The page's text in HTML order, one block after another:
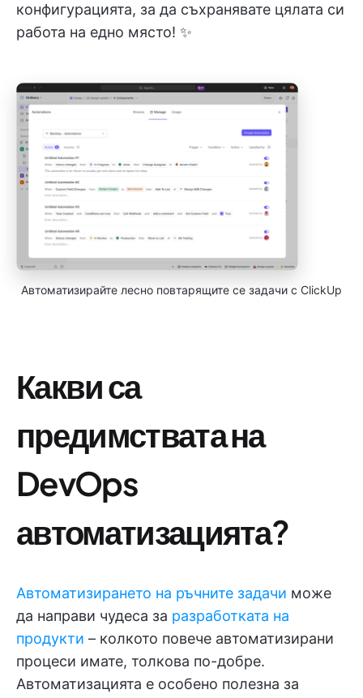
конфигурацията, за да съхранявате цялата си
работа на едно място! ✨
Автоматизирайте лесно повтарящите се задачи с ClickUp
Какви са
предимствата на
DevOps
автоматизацията?
Автоматизирането на ръчните задачи може
да направи чудеса за разработката на
продукти – колкото повече автоматизирани
процеси имате, толкова по-добре.
Автоматизацията е особено полезна за